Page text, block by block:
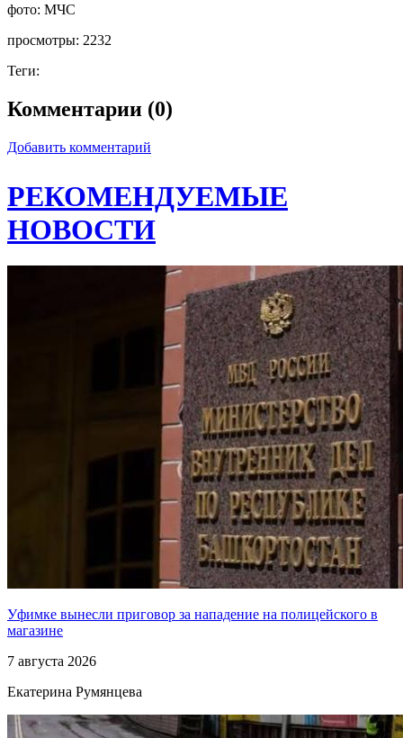
фото: МЧС
просмотры: 2232
Теги:
Комментарии (0)
Добавить комментарий
РЕКОМЕНДУЕМЫЕ
НОВОСТИ
Уфимке вынесли приговор за нападение на полицейского в
магазине
7 августа 2026
Екатерина Румянцева